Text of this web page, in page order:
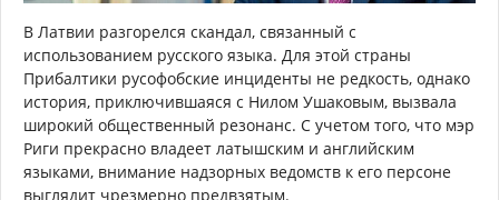
В Латвии разгорелся скандал, связанный с
использованием русского языка. Для этой страны
Прибалтики русофобские инциденты не редкость, однако
история, приключившаяся с Нилом Ушаковым, вызвала
широкий общественный резонанс. С учетом того, что мэр
Риги прекрасно владеет латышским и английским
языками, внимание надзорных ведомств к его персоне
выглядит чрезмерно предвзятым.